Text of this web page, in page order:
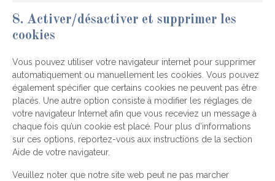
8. Activer/désactiver et supprimer les
cookies
Vous pouvez utiliser votre navigateur internet pour supprimer
automatiquement ou manuellement les cookies. Vous pouvez
également spécifier que certains cookies ne peuvent pas être
placés. Une autre option consiste à modifier les réglages de
votre navigateur Internet afin que vous receviez un message à
chaque fois qu’un cookie est placé. Pour plus d’informations
sur ces options, reportez-vous aux instructions de la section
Aide de votre navigateur.
Veuillez noter que notre site web peut ne pas marcher